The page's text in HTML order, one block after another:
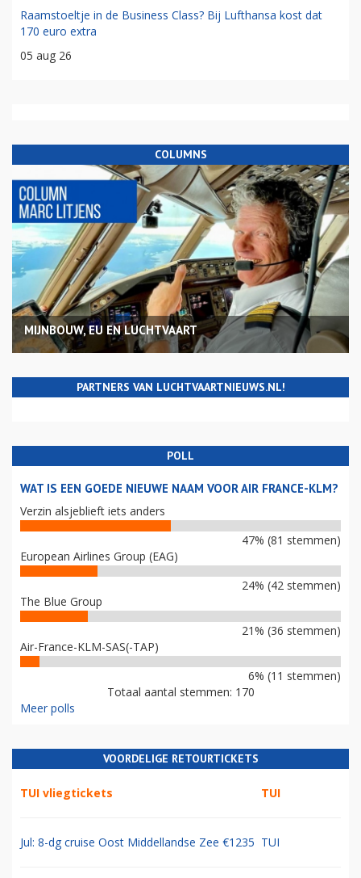
Raamstoeltje in de Business Class? Bij Lufthansa kost dat
170 euro extra
05 aug 26
COLUMNS
MIJNBOUW, EU EN LUCHTVAART
PARTNERS VAN LUCHTVAARTNIEUWS.NL!
POLL
WAT IS EEN GOEDE NIEUWE NAAM VOOR AIR FRANCE-KLM?
Verzin alsjeblieft iets anders
47% (81 stemmen)
European Airlines Group (EAG)
24% (42 stemmen)
The Blue Group
21% (36 stemmen)
Air-France-KLM-SAS(-TAP)
6% (11 stemmen)
Totaal aantal stemmen: 170
Meer polls
VOORDELIGE RETOURTICKETS
TUI vliegtickets TUI
Jul: 8-dg cruise Oost Middellandse Zee €1235 TUI